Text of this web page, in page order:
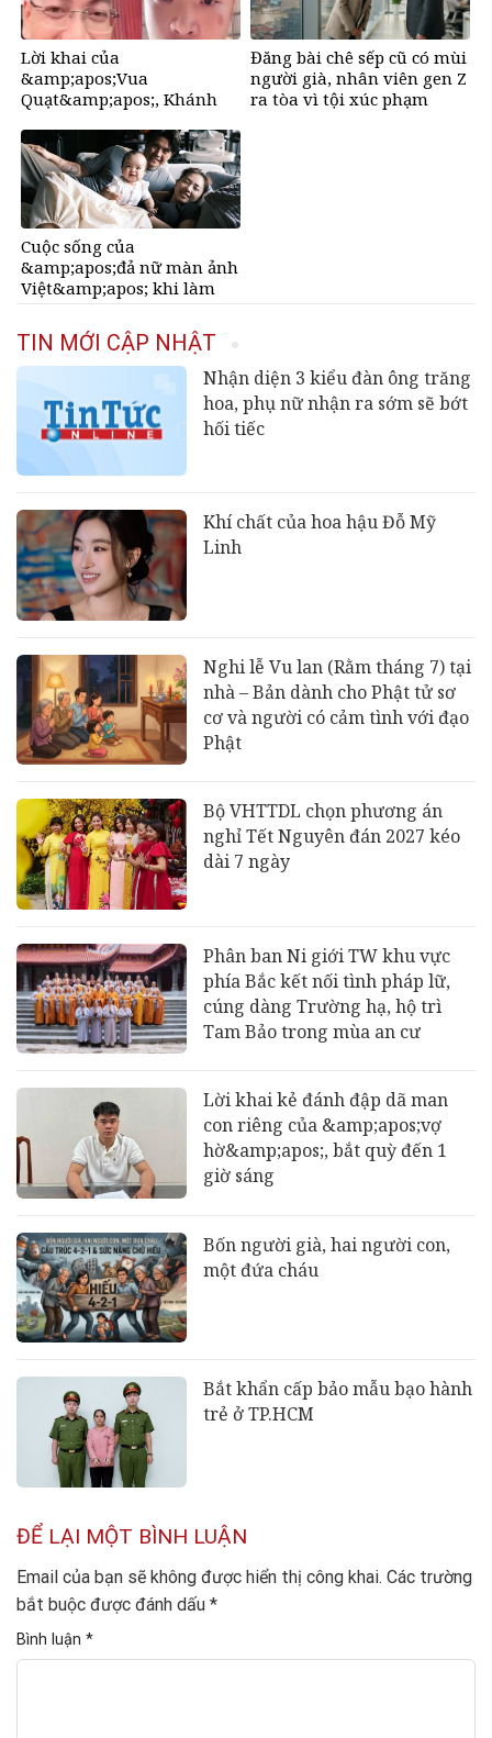
Lời khai của
&amp;apos;Vua
Quạt&amp;apos;, Khánh
và Hồ Văn Khoa
Đăng bài chê sếp cũ có mùi
người già, nhân viên gen Z
ra tòa vì tội xúc phạm
Cuộc sống của
&amp;apos;đả nữ màn ảnh
Việt&amp;apos; khi làm
TIN MỚI CẬP NHẬT
Nhận diện 3 kiểu đàn ông trăng
hoa, phụ nữ nhận ra sớm sẽ bớt
hối tiếc
Khí chất của hoa hậu Đỗ Mỹ
Linh
Nghi lễ Vu lan (Rằm tháng 7) tại
nhà – Bản dành cho Phật tử sơ
cơ và người có cảm tình với đạo
Phật
Bộ VHTTDL chọn phương án
nghỉ Tết Nguyên đán 2027 kéo
dài 7 ngày
Phân ban Ni giới TW khu vực
phía Bắc kết nối tình pháp lữ,
cúng dàng Trường hạ, hộ trì
Tam Bảo trong mùa an cư
Lời khai kẻ đánh đập dã man
con riêng của &amp;apos;vợ
hờ&amp;apos;, bắt quỳ đến 1
giờ sáng
Bốn người già, hai người con,
một đứa cháu
Bắt khẩn cấp bảo mẫu bạo hành
trẻ ở TP.HCM
ĐỂ LẠI MỘT BÌNH LUẬN
Email của bạn sẽ không được hiển thị công khai. Các trường
bắt buộc được đánh dấu *
Bình luận *